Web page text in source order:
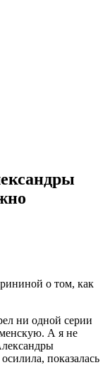
ни одной серии
А я не
показалась